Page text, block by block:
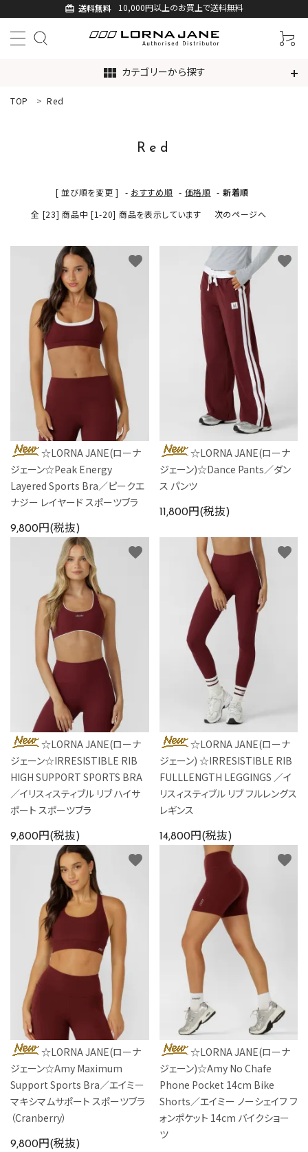
card_giftcard 送料無料 10,000円以上のお買上で送料無料
view_module カテゴリーから探す
ACCOUNT MENU
新着商品
アイテムから探す
カラーから探す
INFORMATIOM
TOP Red
Red
[ 並び順を変更 ] - おすすめ順 - 価格順 - 新着順
全 [23] 商品中 [1-20] 商品を表示しています
次のページへ
☆LORNA JANE(ローナ
ジェーン☆Peak Energy
Layered Sports Bra／ピークエ
ナジー レイヤード スポーツブラ
9,800円(税抜)
favorite
☆LORNA JANE(ローナ
ジェーン)☆Dance Pants／ダン
ス パンツ
11,800円(税抜)
favorite
☆LORNA JANE(ローナ
ジェーン☆IRRESISTIBLE RIB
HIGH SUPPORT SPORTS BRA
／イリスィスティブル リブ ハイサ
ポート スポーツブラ
9,800円(税抜)
favorite
☆LORNA JANE(ローナ
ジェーン) ☆IRRESISTIBLE RIB
FULLLENGTH LEGGINGS ／イ
リスィスティブル リブ フルレングス
レギンス
14,800円(税抜)
favorite
☆LORNA JANE(ローナ
ジェーン☆Amy Maximum
Support Sports Bra／エイミー
マキシマムサポート スポーツブラ
（Cranberry）
9,800円(税抜)
favorite
☆LORNA JANE(ローナ
ジェーン)☆Amy No Chafe
Phone Pocket 14cm Bike
Shorts／エイミー ノーシェイフ フ
ォンポケット 14cm バイクショー
ツ
favorite